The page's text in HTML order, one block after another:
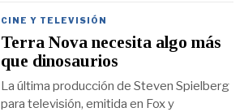
CINE Y TELEVISIÓN
Terra Nova necesita algo más
que dinosaurios
La última producción de Steven Spielberg
para televisión, emitida en Fox y